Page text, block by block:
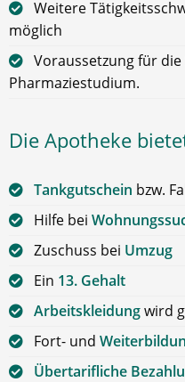
Weitere
möglich
Voraussetzung für
Pharmaziestudium.
Die Apotheke
Tankgutschein bzw.
Hilfe bei
Zuschuss bei Umzug
Ein 13. Gehalt
Arbeitskleidungwird
Fort- und
Übertarifliche